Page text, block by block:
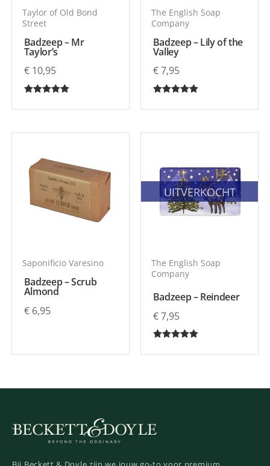
Taylor of Old Bond
Street
Badzeep – Mr
Taylor’s
€10,95
5.00
The English Soap
Company
Badzeep – Lily of the
Valley
€7,95
5.00
Saponificio Varesino
Badzeep – Scrub
Almond
€6,95
UITVERKOCHT
The English Soap
Company
Badzeep – Reindeer
€7,95
5.00